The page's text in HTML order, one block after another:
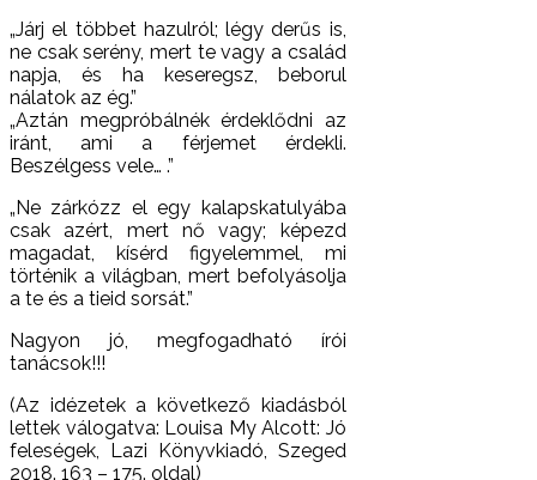
„Járj el többet hazulról; légy derűs is,
ne csak serény, mert te vagy a család
napja, és ha keseregsz, beborul
nálatok az ég.”
„Aztán megpróbálnék érdeklődni az
iránt, ami a férjemet érdekli.
Beszélgess vele… .”
„Ne zárkózz el egy kalapskatulyába
csak azért, mert nő vagy; képezd
magadat, kísérd figyelemmel, mi
történik a világban, mert befolyásolja
a te és a tieid sorsát.”
Nagyon jó, megfogadható írói
tanácsok!!!
(Az idézetek a következő kiadásból
lettek válogatva: Louisa My Alcott: Jó
feleségek, Lazi Könyvkiadó, Szeged
2018. 163 – 175. oldal)